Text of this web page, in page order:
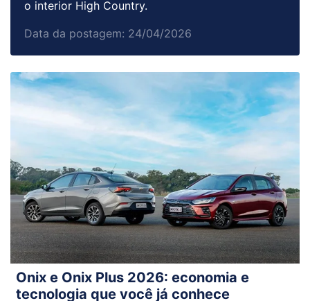
o interior High Country.
Data da postagem: 24/04/2026
Onix e Onix Plus 2026: economia e
tecnologia que você já conhece